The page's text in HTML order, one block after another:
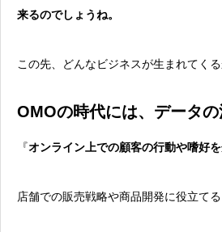
来るのでしょうね。
この先、どんなビジネスが生まれてく
OMOの時代には、データ
『オンライン上での顧客の行動や嗜好
店舗での販売戦略や商品開発に役立てる